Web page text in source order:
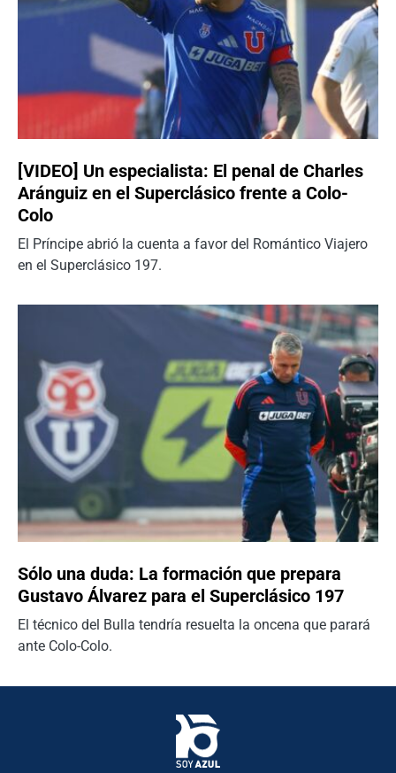
[VIDEO] Un especialista: El penal de Charles
Aránguiz en el Superclásico frente a Colo-
Colo
El Príncipe abrió la cuenta a favor del Romántico Viajero
en el Superclásico 197.
Sólo una duda: La formación que prepara
Gustavo Álvarez para el Superclásico 197
El técnico del Bulla tendría resuelta la oncena que parará
ante Colo-Colo.